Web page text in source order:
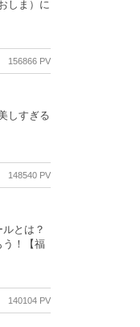
しま）に
156866 PV
しすぎる
148540 PV
とは？
う！【福
140104 PV